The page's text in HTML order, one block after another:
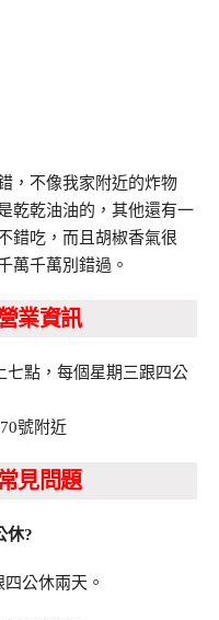
，不像我家附近的炸物
乾乾油油的，其他還有一
錯吃，而且胡椒香氣很
萬千萬別錯過。
業資訊
七點，每個星期三跟四公
號附近
見問題
休?
公休兩天。